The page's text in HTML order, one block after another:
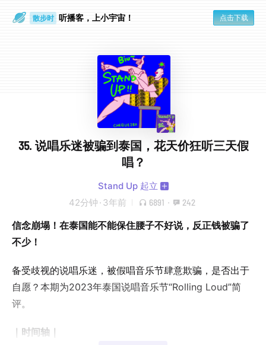
散步时 听播客，上小宇宙！ 点击下载
35. 说唱乐迷被骗到泰国，花天价狂听三天假
唱？
Stand Up 起立
42分钟 · 3年前 6891 · 242
信念崩塌！在泰国能不能保住腰子不好说，反正钱被骗了
不少！
备受歧视的说唱乐迷，被假唱音乐节肆意欺骗，是否出于
自愿？本期为2023年泰国说唱音乐节“Rolling Loud”简
评。
｜时间轴｜